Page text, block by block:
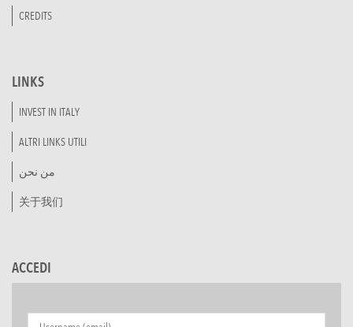
CREDITS
LINKS
INVEST IN ITALY
ALTRI LINKS UTILI
من نحن
关于我们
ACCEDI